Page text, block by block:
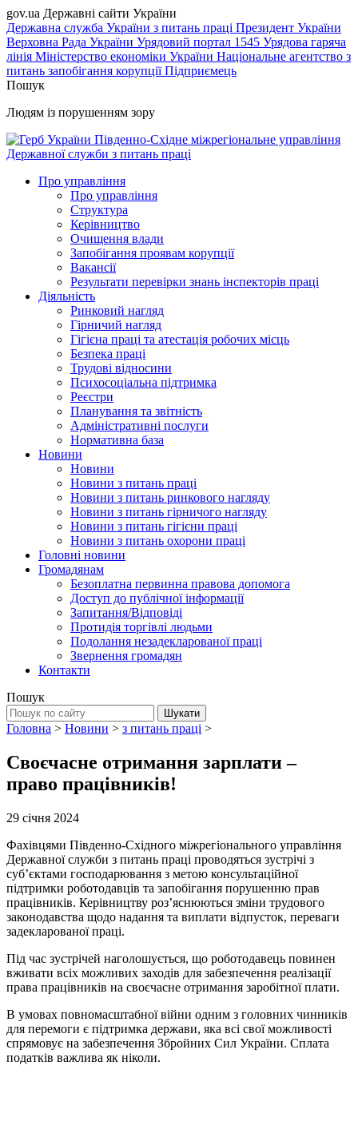
gov.ua Державні сайти України
Державна служба України з питань праці Президент України
Верховна Рада України Урядовий портал 1545 Урядова гаряча
лінія Міністерство економіки України Національне агентство з
питань запобігання корупціїПідприємець
Пошук
Людям із порушенням зору
Південно-Східне міжрегіональне управління
Державної служби з питань праці
Про управління
Про управління
Структура
Керівництво
Очищення влади
Запобігання проявам корупції
Вакансії
Результати перевірки знань інспекторів праці
Діяльність
Ринковий нагляд
Гірничий нагляд
Гігієна праці та атестація робочих місць
Безпека праці
Трудові відносини
Психосоціальна підтримка
Реєстри
Планування та звітність
Адміністративні послуги
Нормативна база
Новини
Новини
Новини з питань праці
Новини з питань ринкового нагляду
Новини з питань гірничого нагляду
Новини з питань гігієни праці
Новини з питань охорони праці
Головні новини
Громадянам
Безоплатна первинна правова допомога
Доступ до публічної інформації
Запитання/Відповіді
Протидія торгівлі людьми
Подолання незадекларованої праці
Звернення громадян
Контакти
Пошук
Головна > Новини > з питань праці >
Своєчасне отримання зарплати –
право працівників!
29 січня 2024
Фахівцями Південно-Східного міжрегіонального управління
Державної служби з питань праці проводяться зустрічі з
суб’єктами господарювання з метою консультаційної
підтримки роботодавців та запобігання порушенню прав
працівників. Керівництву роз’яснюються зміни трудового
законодавства щодо надання та виплати відпусток, переваги
задекларованої праці.
Під час зустрічей наголошується, що роботодавець повинен
вживати всіх можливих заходів для забезпечення реалізації
права працівників на своєчасне отримання заробітної плати.
В умовах повномасштабної війни одним з головних чинників
для перемоги є підтримка держави, яка всі свої можливості
спрямовує на забезпечення Збройних Сил України. Сплата
податків важлива як ніколи.